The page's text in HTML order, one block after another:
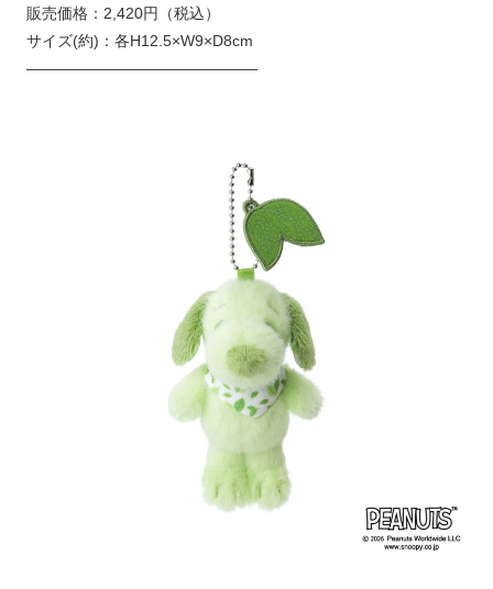
販売価格：2,420円（税込）
サイズ(約)：各H12.5×W9×D8cm
———————————————